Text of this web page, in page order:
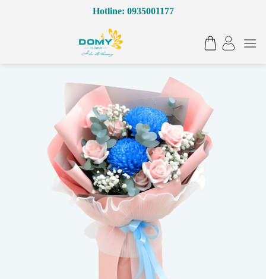
Hotline: 0935001177